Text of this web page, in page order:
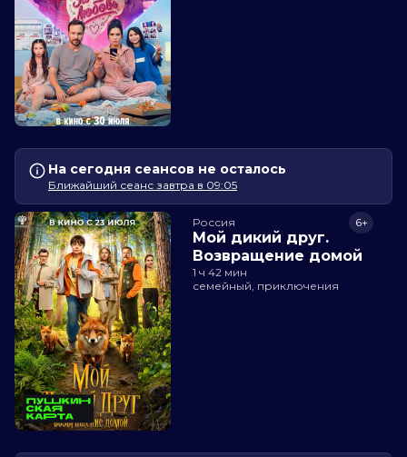
На сегодня сеансов не осталось
Ближайший сеанс завтра в 09:05
Россия
Мой дикий друг.
Возвращение домой
6+
1 ч 42 мин
семейный, приключения